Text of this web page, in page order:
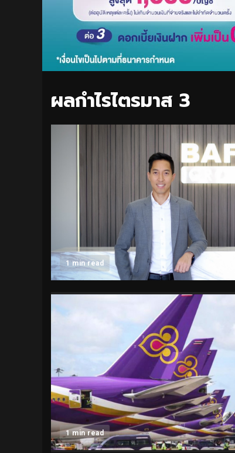
ผลกำไรไตรมาส 3
1 min read
1 min read